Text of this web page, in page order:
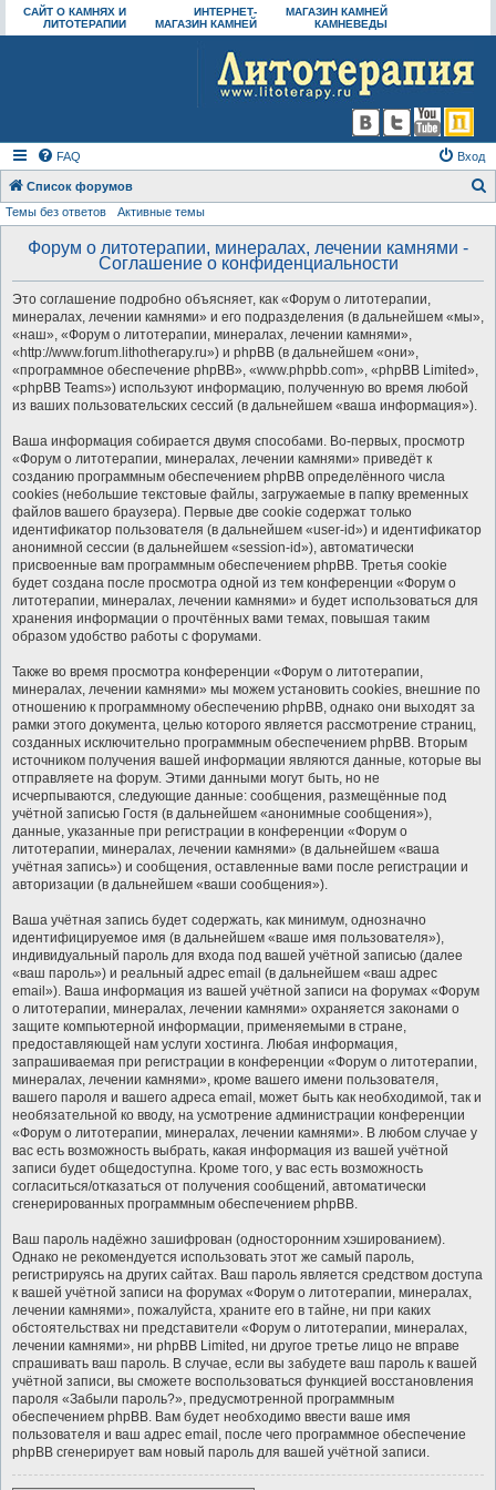
САЙТ О КАМНЯХ И
ЛИТОТЕРАПИИ
ИНТЕРНЕТ-
МАГАЗИН КАМНЕЙ
МАГАЗИН КАМНЕЙ
КАМНЕВЕДЫ
FAQ Вход
Список форумов
Темы без ответов Активные темы
Форум о литотерапии, минералах, лечении камнями -
Соглашение о конфиденциальности
Это соглашение подробно объясняет, как «Форум о литотерапии,
минералах, лечении камнями» и его подразделения (в дальнейшем «мы»,
«наш», «Форум о литотерапии, минералах, лечении камнями»,
«http://www.forum.lithotherapy.ru») и phpBB (в дальнейшем «они»,
«программное обеспечение phpBB», «www.phpbb.com», «phpBB Limited»,
«phpBB Teams») используют информацию, полученную во время любой
из ваших пользовательских сессий (в дальнейшем «ваша информация»).
Ваша информация собирается двумя способами. Во-первых, просмотр
«Форум о литотерапии, минералах, лечении камнями» приведёт к
созданию программным обеспечением phpBB определённого числа
cookies (небольшие текстовые файлы, загружаемые в папку временных
файлов вашего браузера). Первые две cookie содержат только
идентификатор пользователя (в дальнейшем «user-id») и идентификатор
анонимной сессии (в дальнейшем «session-id»), автоматически
присвоенные вам программным обеспечением phpBB. Третья cookie
будет создана после просмотра одной из тем конференции «Форум о
литотерапии, минералах, лечении камнями» и будет использоваться для
хранения информации о прочтённых вами темах, повышая таким
образом удобство работы с форумами.
Также во время просмотра конференции «Форум о литотерапии,
минералах, лечении камнями» мы можем установить cookies, внешние по
отношению к программному обеспечению phpBB, однако они выходят за
рамки этого документа, целью которого является рассмотрение страниц,
созданных исключительно программным обеспечением phpBB. Вторым
источником получения вашей информации являются данные, которые вы
отправляете на форум. Этими данными могут быть, но не
исчерпываются, следующие данные: сообщения, размещённые под
учётной записью Гостя (в дальнейшем «анонимные сообщения»),
данные, указанные при регистрации в конференции «Форум о
литотерапии, минералах, лечении камнями» (в дальнейшем «ваша
учётная запись») и сообщения, оставленные вами после регистрации и
авторизации (в дальнейшем «ваши сообщения»).
Ваша учётная запись будет содержать, как минимум, однозначно
идентифицируемое имя (в дальнейшем «ваше имя пользователя»),
индивидуальный пароль для входа под вашей учётной записью (далее
«ваш пароль») и реальный адрес email (в дальнейшем «ваш адрес
email»). Ваша информация из вашей учётной записи на форумах «Форум
о литотерапии, минералах, лечении камнями» охраняется законами о
защите компьютерной информации, применяемыми в стране,
предоставляющей нам услуги хостинга. Любая информация,
запрашиваемая при регистрации в конференции «Форум о литотерапии,
минералах, лечении камнями», кроме вашего имени пользователя,
вашего пароля и вашего адреса email, может быть как необходимой, так и
необязательной ко вводу, на усмотрение администрации конференции
«Форум о литотерапии, минералах, лечении камнями». В любом случае у
вас есть возможность выбрать, какая информация из вашей учётной
записи будет общедоступна. Кроме того, у вас есть возможность
согласиться/отказаться от получения сообщений, автоматически
сгенерированных программным обеспечением phpBB.
Ваш пароль надёжно зашифрован (односторонним хэшированием).
Однако не рекомендуется использовать этот же самый пароль,
регистрируясь на других сайтах. Ваш пароль является средством доступа
к вашей учётной записи на форумах «Форум о литотерапии, минералах,
лечении камнями», пожалуйста, храните его в тайне, ни при каких
обстоятельствах ни представители «Форум о литотерапии, минералах,
лечении камнями», ни phpBB Limited, ни другое третье лицо не вправе
спрашивать ваш пароль. В случае, если вы забудете ваш пароль к вашей
учётной записи, вы сможете воспользоваться функцией восстановления
пароля «Забыли пароль?», предусмотренной программным
обеспечением phpBB. Вам будет необходимо ввести ваше имя
пользователя и ваш адрес email, после чего программное обеспечение
phpBB сгенерирует вам новый пароль для вашей учётной записи.